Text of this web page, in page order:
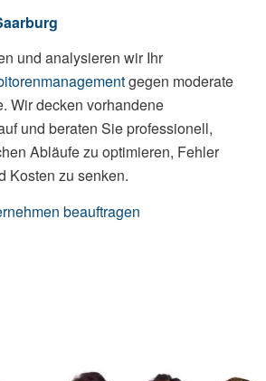
und analysieren wir Ihr
gegen moderate
Wir decken vorhandene
und beraten Sie professionell,
Abläufe zu optimieren, Fehler
Kosten zu senken.
beauftragen